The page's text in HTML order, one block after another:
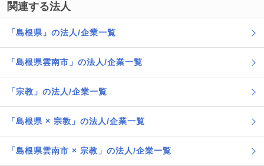
関連する法人
「島根県」の法人/企業一覧
「島根県雲南市」の法人/企業一覧
「宗教」の法人/企業一覧
「島根県 × 宗教」の法人/企業一覧
「島根県雲南市 × 宗教」の法人/企業一覧